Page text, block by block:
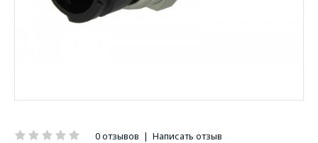
0 отзывов | Написать отзыв